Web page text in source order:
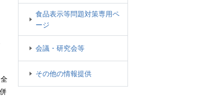
全
食品表示等問題対策専用ペ
ージ
会議・研究会等
その他の情報提供